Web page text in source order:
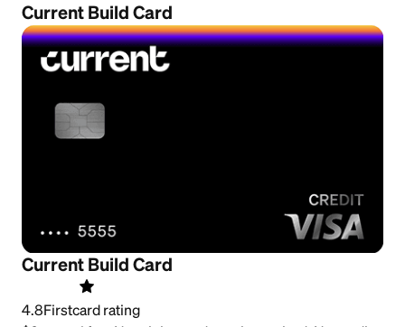
Current Build Card
Current Build Card
4.8Firstcard rating